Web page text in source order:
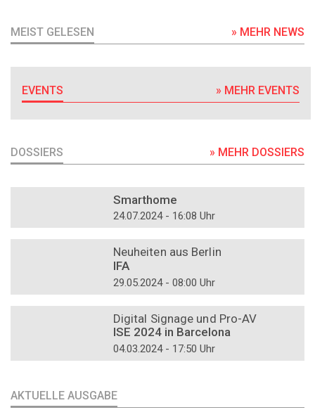
MEIST GELESEN » MEHR NEWS
EVENTS » MEHR EVENTS
DOSSIERS » MEHR DOSSIERS
Smarthome
24.07.2024 - 16:08 Uhr
Neuheiten aus Berlin
IFA
29.05.2024 - 08:00 Uhr
Digital Signage und Pro-AV
ISE 2024 in Barcelona
04.03.2024 - 17:50 Uhr
AKTUELLE AUSGABE